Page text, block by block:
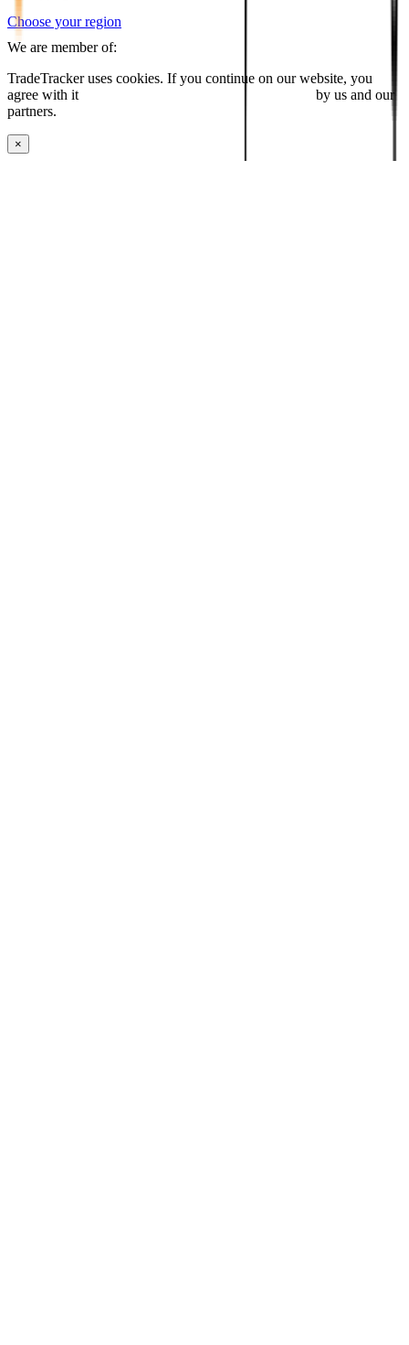
Choose your region
We are member of:
TradeTracker uses cookies. If you continue on our website, you
agree with it
by us and our
partners.
×